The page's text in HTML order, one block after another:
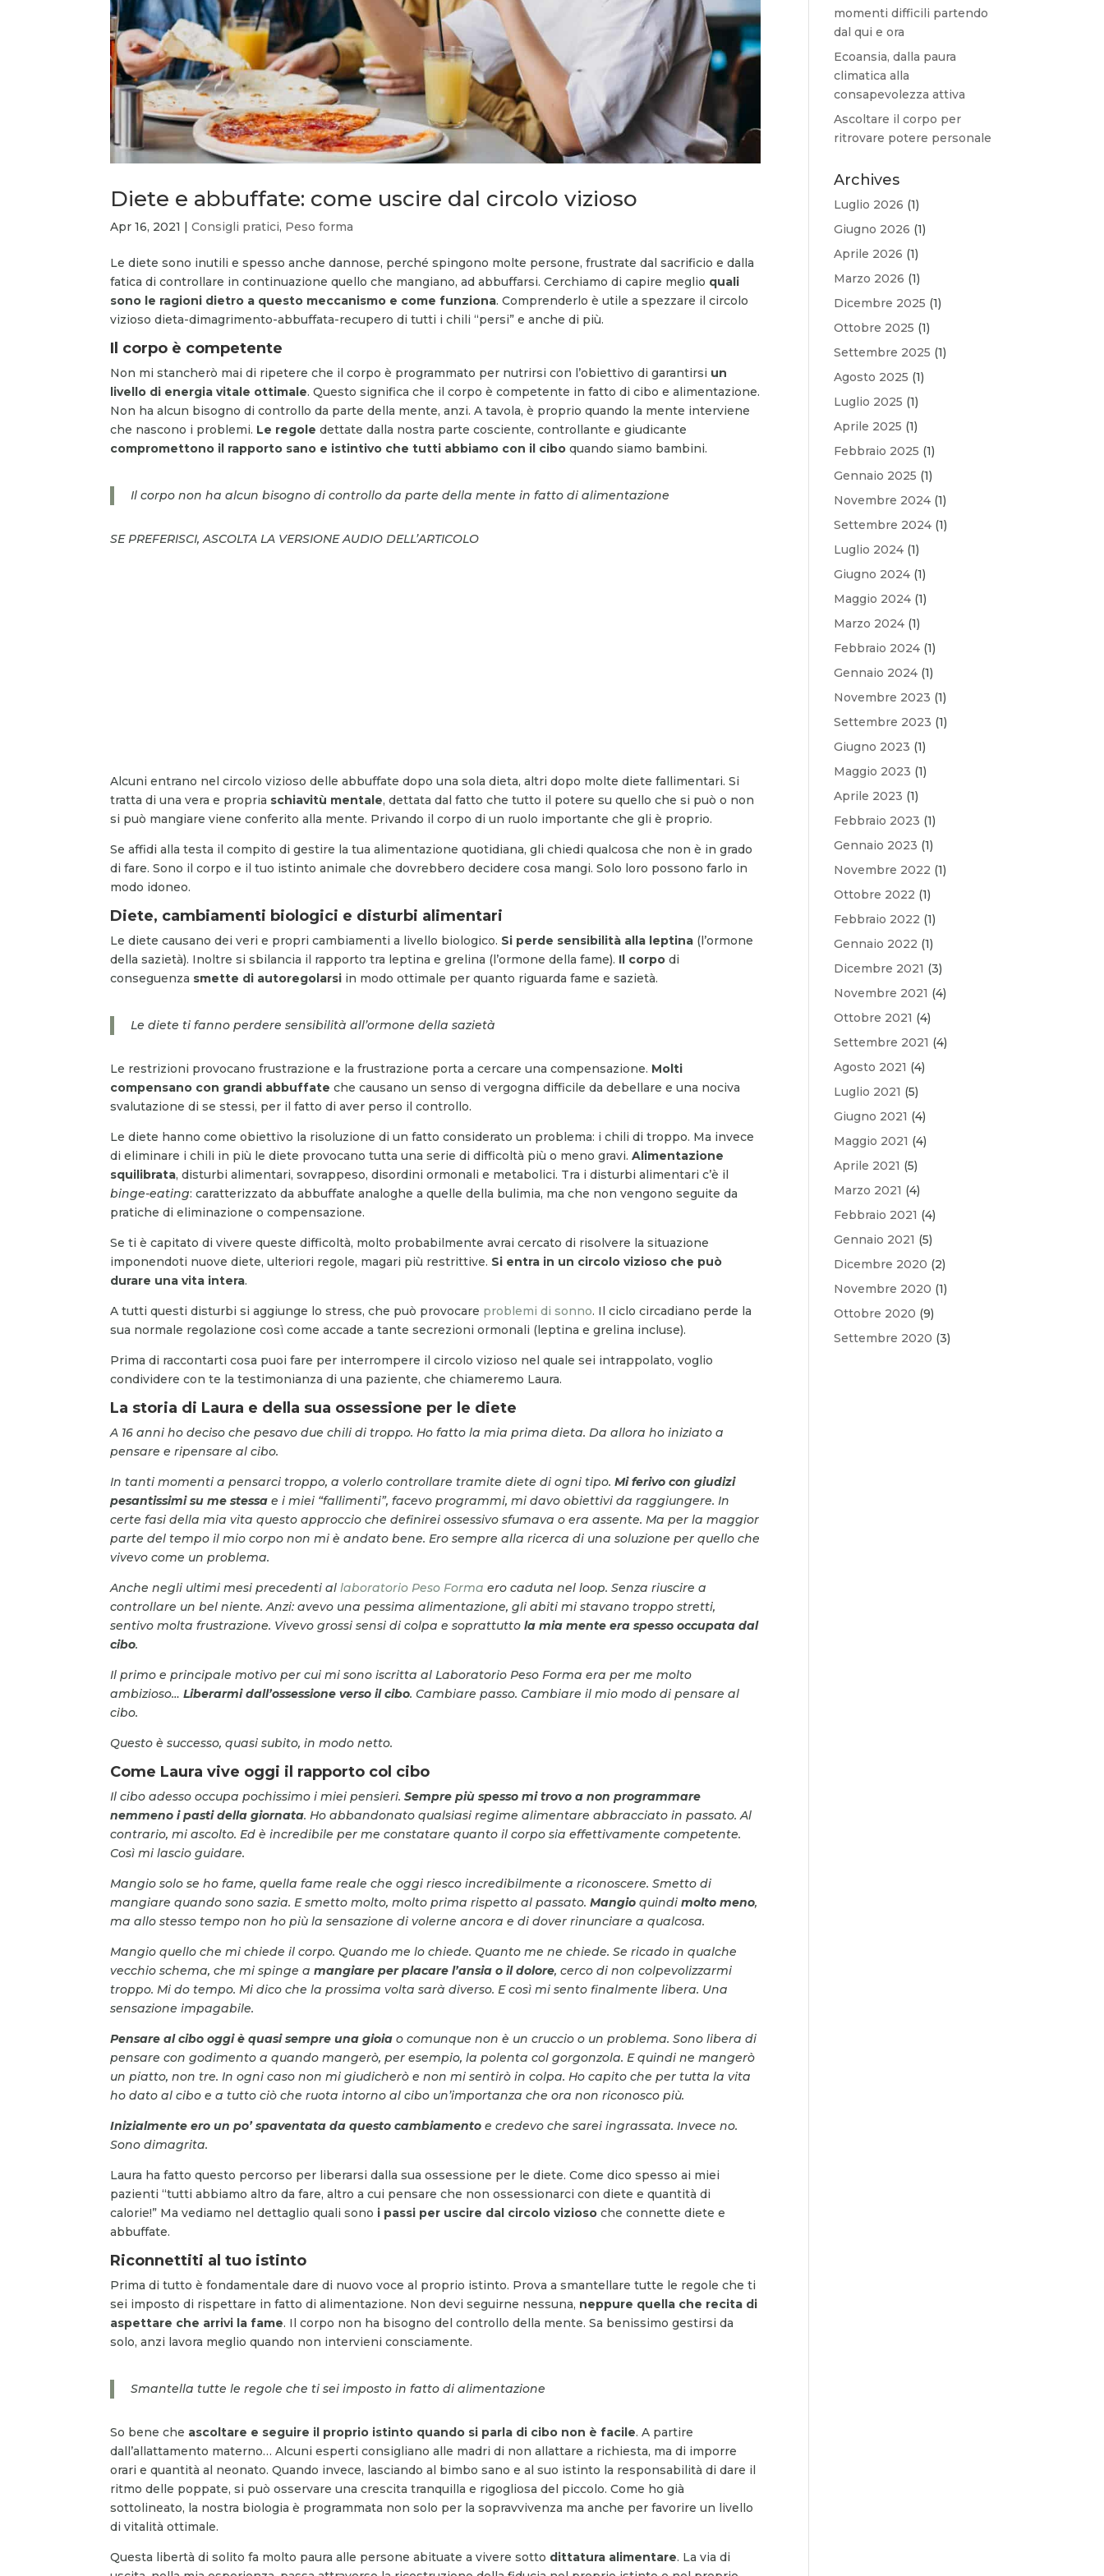
Diete e abbuffate: come uscire dal circolo vizioso
Apr 16, 2021 |Consigli pratici, Peso forma
Le diete sono inutili e spesso anche dannose, perché spingono molte persone, frustrate dal sacrificio e dalla
fatica di controllare in continuazione quello che mangiano, ad abbuffarsi. Cerchiamo di capire meglio quali
sono le ragioni dietro a questo meccanismo e come funziona. Comprenderlo è utile a spezzare il circolo
vizioso dieta-dimagrimento-abbuffata-recupero di tutti i chili “persi” e anche di più.
Il corpo è competente
Non mi stancherò mai di ripetere che il corpo è programmato per nutrirsi con l’obiettivo di garantirsi un
livello di energia vitale ottimale. Questo significa che il corpo è competente in fatto di cibo e alimentazione.
Non ha alcun bisogno di controllo da parte della mente, anzi. A tavola, è proprio quando la mente interviene
che nascono i problemi. Le regoledettate dalla nostra parte cosciente, controllante e giudicante
compromettono il rapporto sano e istintivo che tutti abbiamo con il ciboquando siamo bambini.
Il corpo non ha alcun bisogno di controllo da parte della mente in fatto di alimentazione
SE PREFERISCI, ASCOLTA LA VERSIONE AUDIO DELL’ARTICOLO
Alcuni entrano nel circolo vizioso delle abbuffate dopo una sola dieta, altri dopo molte diete fallimentari. Si
tratta di una vera e propria schiavitù mentale, dettata dal fatto che tutto il potere su quello che si può o non
si può mangiare viene conferito alla mente. Privando il corpo di un ruolo importante che gli è proprio.
Se affidi alla testa il compito di gestire la tua alimentazione quotidiana, gli chiedi qualcosa che non è in grado
di fare. Sono il corpo e il tuo istinto animale che dovrebbero decidere cosa mangi. Solo loro possono farlo in
modo idoneo.
Diete, cambiamenti biologici e disturbi alimentari
Le diete causano dei veri e propri cambiamenti a livello biologico. Si perde sensibilità alla leptina (l’ormone
della sazietà). Inoltre si sbilancia il rapporto tra leptina e grelina (l’ormone della fame). Il corpodi
conseguenza smette di autoregolarsi in modo ottimale per quanto riguarda fame e sazietà.
Le diete ti fanno perdere sensibilità all’ormone della sazietà
Le restrizioni provocano frustrazione e la frustrazione porta a cercare una compensazione. Molti
compensano con grandi abbuffateche causano un senso di vergogna difficile da debellare e una nociva
svalutazione di se stessi, per il fatto di aver perso il controllo.
Le diete hanno come obiettivo la risoluzione di un fatto considerato un problema: i chili di troppo. Ma invece
di eliminare i chili in più le diete provocano tutta una serie di difficoltà più o meno gravi.Alimentazione
squilibrata, disturbi alimentari, sovrappeso, disordini ormonali e metabolici. Tra i disturbi alimentari c’è il
binge-eating: caratterizzato da abbuffate analoghe a quelle della bulimia, ma che non vengono seguite da
pratiche di eliminazione o compensazione.
Se ti è capitato di vivere queste difficoltà, molto probabilmente avrai cercato di risolvere la situazione
imponendoti nuove diete, ulteriori regole, magari più restrittive. Si entra in un circolo vizioso che può
durare una vita intera.
A tutti questi disturbi si aggiunge lo stress, che può provocare problemi di sonno. Il ciclo circadiano perde la
sua normale regolazione così come accade a tante secrezioni ormonali (leptina e grelina incluse).
Prima di raccontarti cosa puoi fare per interrompere il circolo vizioso nel quale sei intrappolato, voglio
condividere con te la testimonianza di una paziente, che chiameremo Laura.
La storia di Laura e della sua ossessione per le diete
A 16 anni ho deciso che pesavo due chili di troppo. Ho fatto la mia prima dieta. Da allora ho iniziato a
pensare e ripensare al cibo.
In tanti momenti a pensarci troppo, a volerlo controllare tramite diete di ogni tipo.Mi ferivo con giudizi
pesantissimi su me stessae i miei “fallimenti”, facevo programmi, mi davo obiettivi da raggiungere.In
certe fasi della mia vita questo approccio che definirei ossessivo sfumava o era assente. Ma per la maggior
parte del tempo il mio corpo non mi è andato bene. Ero sempre alla ricerca di una soluzione per quello che
vivevo come un problema.
Anche negli ultimi mesi precedenti allaboratorio Peso Forma ero caduta nel loop. Senza riuscire a
controllare un bel niente. Anzi: avevo una pessima alimentazione, gli abiti mi stavano troppo stretti,
sentivo molta frustrazione. Vivevo grossi sensi di colpa e soprattuttola mia mente era spesso occupata dal
cibo.
Il primo e principale motivo per cui mi sono iscritta al Laboratorio Peso Forma era per me molto
ambizioso…Liberarmi dall’ossessione verso il cibo. Cambiare passo. Cambiare il mio modo di pensare al
cibo.
Questo è successo, quasi subito, in modo netto.
Come Laura vive oggi il rapporto col cibo
Il cibo adesso occupa pochissimo i miei pensieri.Sempre più spesso mi trovo a non programmare
nemmeno i pasti della giornata. Ho abbandonato qualsiasi regime alimentare abbracciato in passato. Al
contrario, mi ascolto. Ed è incredibile per me constatare quanto il corpo sia effettivamente competente.
Così mi lascio guidare.
Mangio solo se ho fame, quella fame reale che oggi riesco incredibilmente a riconoscere.Smetto di
mangiare quando sono sazia. E smetto molto, molto prima rispetto al passato.Mangioquindimolto meno,
ma allo stesso tempo non ho più la sensazione di volerne ancora e di dover rinunciare a qualcosa.
Mangio quello che mi chiede il corpo. Quando me lo chiede. Quanto me ne chiede.Se ricado in qualche
vecchio schema, che mi spinge amangiare per placare l’ansia o il dolore, cerco di non colpevolizzarmi
troppo.Mi do tempo.Mi dico che la prossima volta saràdiverso.E così mi sento finalmente libera. Una
sensazione impagabile.
Pensare al cibo oggi è quasi sempre una gioiao comunque non è un cruccio o un problema.Sono libera di
pensare con godimento a quando mangerò, per esempio, la polenta col gorgonzola. E quindi ne mangerò
un piatto, non tre. In ogni caso non mi giudicherò e non mi sentirò in colpa. Ho capito che per tutta la vita
ho dato al cibo e a tutto ciò che ruota intorno al cibo un’importanza che ora non riconosco più.
Inizialmente ero un po’ spaventata da questo cambiamentoe credevo che sarei ingrassata. Invece no.
Sono dimagrita.
Laura ha fatto questo percorso per liberarsi dalla sua ossessione per le diete. Come dico spesso ai miei
pazienti “tutti abbiamo altro da fare, altro a cui pensare che non ossessionarci con diete e quantità di
calorie!” Ma vediamo nel dettaglio quali sono i passi per uscire dal circolo viziosoche connette diete e
abbuffate.
Riconnettiti al tuo istinto
Prima di tutto è fondamentale dare di nuovo voce al proprio istinto. Prova a smantellare tutte le regole che ti
sei imposto di rispettare in fatto di alimentazione. Non devi seguirne nessuna, neppure quella che recita di
aspettare che arrivi la fame. Il corpo non ha bisogno del controllo della mente. Sa benissimo gestirsi da
solo, anzi lavora meglio quando non intervieni consciamente.
Smantella tutte le regole che ti sei imposto in fatto di alimentazione
So bene che ascoltare e seguire il proprio istinto quando si parla di cibo non è facile. A partire
dall’allattamento materno… Alcuni esperti consigliano alle madri di non allattare a richiesta, ma di imporre
orari e quantità al neonato. Quando invece, lasciando al bimbo sano e al suo istinto la responsabilità di dare il
ritmo delle poppate, si può osservare una crescita tranquilla e rigogliosa del piccolo. Come ho già
sottolineato, la nostra biologia è programmata non solo per la sopravvivenza ma anche per favorire un livello
di vitalità ottimale.
Questa libertà di solito fa molto paura alle persone abituate a vivere sotto dittatura alimentare. La via di
momenti difficili partendo
dal qui e ora
Ecoansia, dalla paura
climatica alla
consapevolezza attiva
Ascoltare il corpo per
ritrovare potere personale
Archives
Luglio 2026 (1)
Giugno 2026 (1)
Aprile 2026 (1)
Marzo 2026 (1)
Dicembre 2025 (1)
Ottobre 2025 (1)
Settembre 2025 (1)
Agosto 2025 (1)
Luglio 2025 (1)
Aprile 2025 (1)
Febbraio 2025 (1)
Gennaio 2025 (1)
Novembre 2024 (1)
Settembre 2024 (1)
Luglio 2024 (1)
Giugno 2024 (1)
Maggio 2024 (1)
Marzo 2024 (1)
Febbraio 2024 (1)
Gennaio 2024 (1)
Novembre 2023 (1)
Settembre 2023 (1)
Giugno 2023 (1)
Maggio 2023 (1)
Aprile 2023 (1)
Febbraio 2023 (1)
Gennaio 2023 (1)
Novembre 2022 (1)
Ottobre 2022 (1)
Febbraio 2022 (1)
Gennaio 2022 (1)
Dicembre 2021 (3)
Novembre 2021 (4)
Ottobre 2021 (4)
Settembre 2021 (4)
Agosto 2021 (4)
Luglio 2021 (5)
Giugno 2021 (4)
Maggio 2021 (4)
Aprile 2021 (5)
Marzo 2021 (4)
Febbraio 2021 (4)
Gennaio 2021 (5)
Dicembre 2020 (2)
Novembre 2020 (1)
Ottobre 2020 (9)
Settembre 2020 (3)